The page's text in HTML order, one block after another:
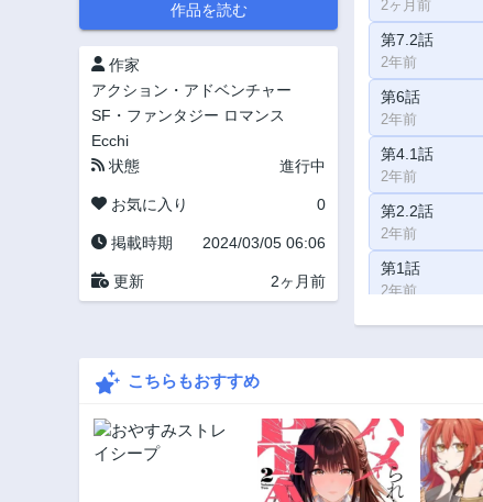
作品を読む
作家
アクション・アドベンチャー
SF・ファンタジー ロマンス
Ecchi
状態
進行中
お気に入り 0
掲載時期 2024/03/05 06:06
更新 2ヶ月前
2ヶ月前
第7.2話
2年前
第6話
2年前
第4.1話
2年前
第2.2話
2年前
第1話
2年前
こちらもおすすめ